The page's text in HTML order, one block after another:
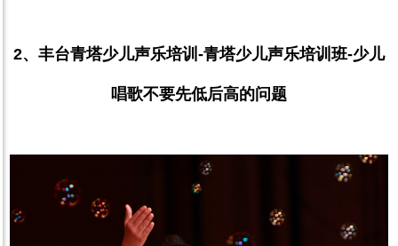
2、丰台青塔少儿声乐培训 -青塔少儿声乐培训班-少儿
唱歌不要先低后高的问题